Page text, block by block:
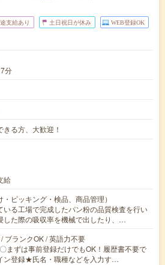
支給あり 土日祝日が休み WEB登録OK
分
る方、大歓迎！
給
ピッキング・検品、商品管理）
いる工場で完成したパン粉の品質検査を行い
した際の吸収率を機械で出したり、…
ブランクOK / 英語力不要
まずは事前登録だけでもOK！履歴書不要で
ン登録★氏名・職種などを入力す…